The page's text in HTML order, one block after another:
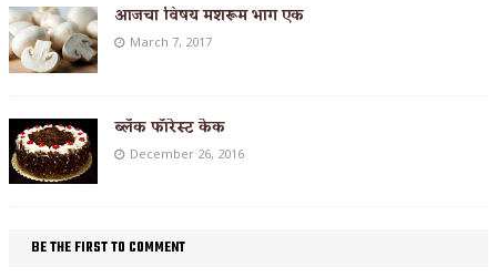
आजचा विषय मशरूम भाग एक
March 7, 2017
ब्लॅक फॉरेस्ट केक
December 26, 2016
BE THE FIRST TO COMMENT